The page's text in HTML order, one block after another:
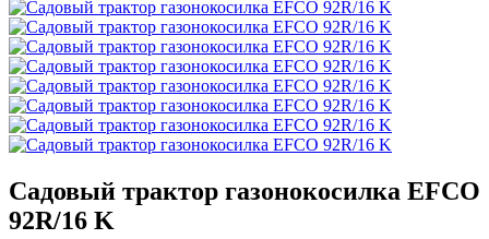
Садовый трактор газонокосилка EFCO
92R/16 K